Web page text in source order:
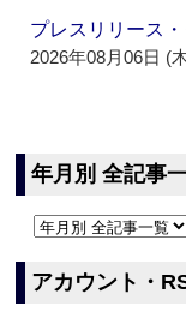
プレスリリース
2026年08月06日 (
年月別 全記事
アカウント・